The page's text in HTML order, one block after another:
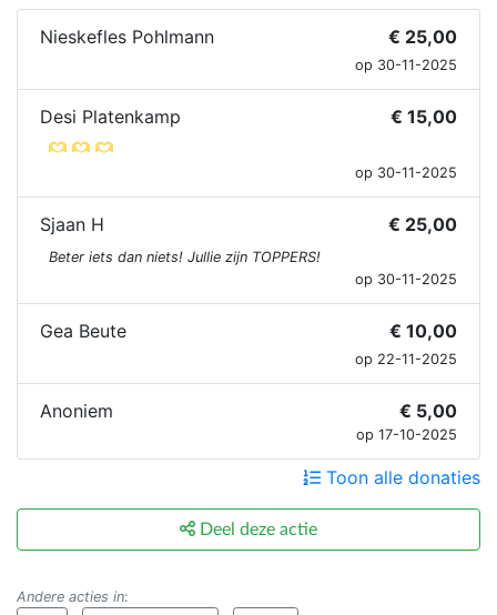
Nieskefles Pohlmann € 25,00
op 30-11-2025
Desi Platenkamp € 15,00
op 30-11-2025
Sjaan H € 25,00
Beter iets dan niets! Jullie zijn TOPPERS!
op 30-11-2025
Gea Beute € 10,00
op 22-11-2025
Anoniem € 5,00
op 17-10-2025
Toon alle donaties
Deel deze actie
Andere acties in: